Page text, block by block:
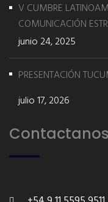
V CUMBRE
COMUNICACIÓN
junio 24, 2025
PRESENTACIÓN
julio 17, 2026
Contactanos